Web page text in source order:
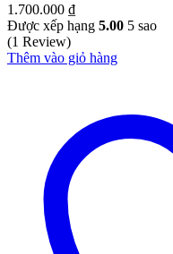
1.700.000 ₫
Được xếp hạng 5.00 5 sao
(1 Review)
Thêm vào giỏ hàng